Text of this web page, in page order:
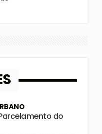
do